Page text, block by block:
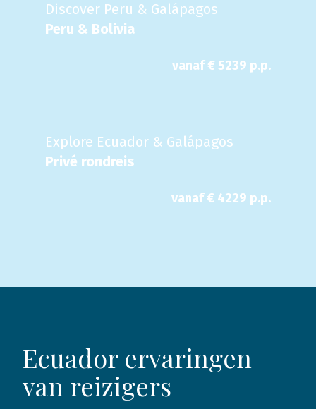
Discover Peru & Galápagos
Peru & Bolivia
vanaf € 5239 p.p.
Explore Ecuador & Galápagos
Privé rondreis
vanaf € 4229 p.p.
Ecuador ervaringen
van reizigers